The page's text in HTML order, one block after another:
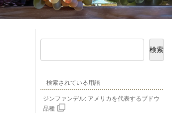
検索
検索されている用語
ジンファンデル: アメリカを代表するブドウ
品種